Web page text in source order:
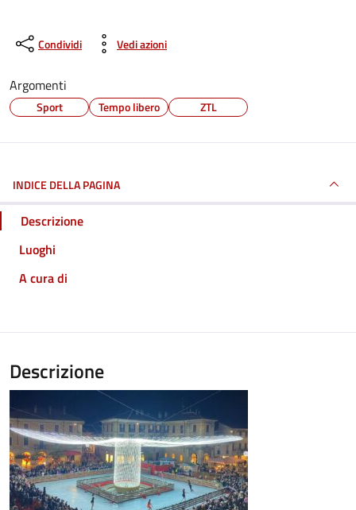
Condividi Vedi azioni
Argomenti
Sport Tempo libero ZTL
INDICE DELLA PAGINA
Descrizione
Luoghi
A cura di
Descrizione